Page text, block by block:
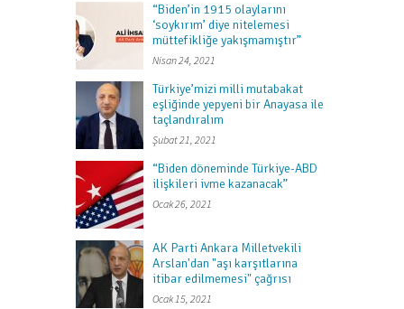
“Biden’in 1915 olaylarını
‘soykırım’ diye nitelemesi
müttefikliğe yakışmamıştır”
Nisan 24, 2021
Türkiye’mizi milli mutabakat
eşliğinde yepyeni bir Anayasa ile
taçlandıralım
Şubat 21, 2021
“Biden döneminde Türkiye-ABD
ilişkileri ivme kazanacak”
Ocak 26, 2021
AK Parti Ankara Milletvekili
Arslan'dan "aşı karşıtlarına
itibar edilmemesi" çağrısı
Ocak 15, 2021